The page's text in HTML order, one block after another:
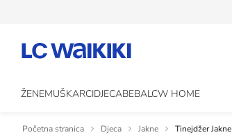
ŽENEMUŠKARCIDJECABEBALCW HOME
Početna stranica Djeca Jakne Tinejdžer Jakne